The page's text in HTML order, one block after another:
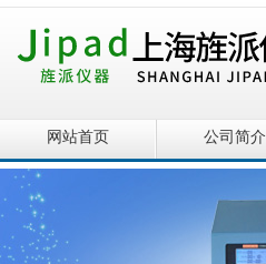
网站首页 公司简介